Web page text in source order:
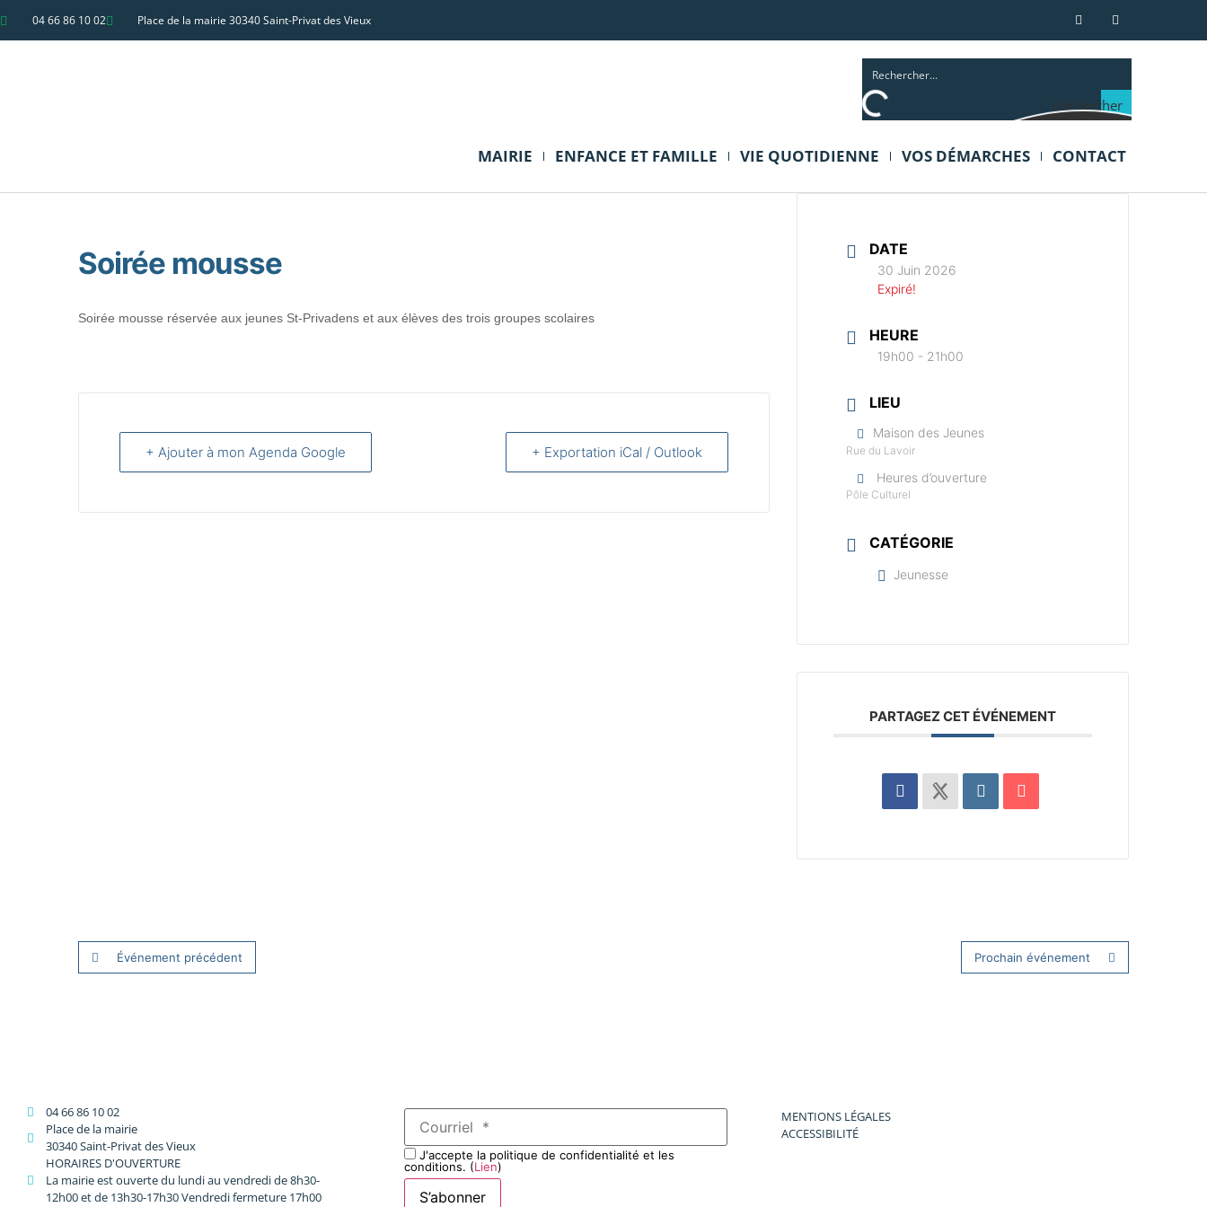
04 66 86 10 02 Place de la mairie 30340 Saint-Privat des Vieux
Rechercher
MAIRIE ENFANCE ET FAMILLE VIE QUOTIDIENNE VOS DÉMARCHES CONTACT
Soirée mousse
Soirée mousse réservée aux jeunes St-Privadens et aux élèves des trois groupes scolaires
+ Ajouter à mon Agenda Google + Exportation iCal / Outlook
DATE
30 Juin 2026
Expiré!
HEURE
19h00 - 21h00
LIEU
Maison des Jeunes
Rue du Lavoir
Heures d’ouverture
Pôle Culturel
CATÉGORIE
Jeunesse
PARTAGEZ CET ÉVÉNEMENT
Événement précédent Prochain événement
04 66 86 10 02
Place de la mairie
30340 Saint-Privat des Vieux
HORAIRES D'OUVERTURE
La mairie est ouverte du lundi au vendredi de 8h30-
12h00 et de 13h30-17h30 Vendredi fermeture 17h00
J'accepte la politique de confidentialité et les
conditions. (Lien)
MENTIONS LÉGALES
ACCESSIBILITÉ